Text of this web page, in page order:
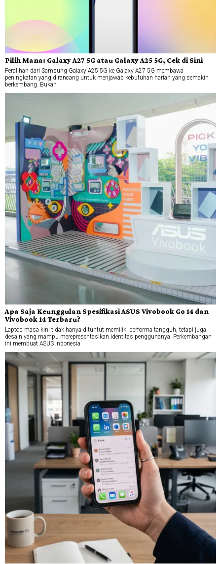
Pilih Mana: Galaxy A27 5G atau Galaxy A25 5G, Cek di Sini
Peralihan dari Samsung Galaxy A25 5G ke Galaxy A27 5G membawa
peningkatan yang dirancang untuk menjawab kebutuhan harian yang semakin
berkembang. Bukan
Apa Saja Keunggulan Spesifikasi ASUS Vivobook Go 14 dan
Vivobook 14 Terbaru?
Laptop masa kini tidak hanya dituntut memiliki performa tangguh, tetapi juga
desain yang mampu merepresentasikan identitas penggunanya. Perkembangan
ini membuat ASUS Indonesia